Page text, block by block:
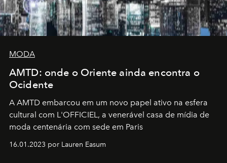
MODA
AMTD: onde o Oriente ainda encontra o
Ocidente
A AMTD embarcou em um novo papel ativo na esfera
cultural com L'OFFICIEL, a venerável casa de mídia de
moda centenária com sede em Paris
16.01.2023 por Lauren Easum